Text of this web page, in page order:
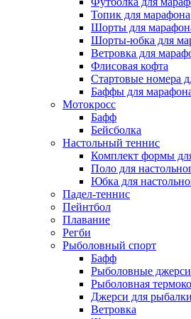
Топик для марафона
Шорты для
Шорты-юбка для
Ветровка для
Флисовая кофта
Стартовые номера
Баффы для
Мотокросс
Бафф
Бейсболка
Настольный теннис
Комплект формы
Поло для
Юбка для
Падел-теннис
Пейнтбол
Плавание
Регби
Рыболовный спорт
Бафф
Рыболовные
Рыболовная
Джерси для рыбалки
Ветровка